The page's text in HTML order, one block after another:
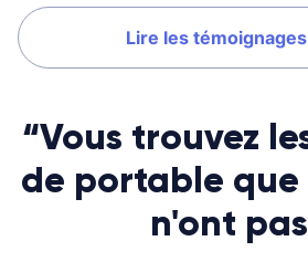
Lire les
“Vous trouvez
de portable que
n'ont